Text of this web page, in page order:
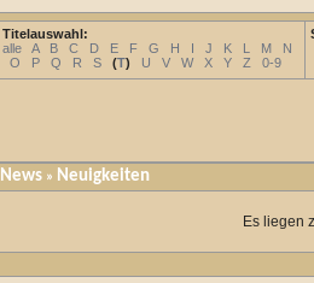
Titelauswahl:
alle
A B C D E F G H I J K L M
N
O
P Q R S (T) U V W X Y Z 0-9
News » Neuigkeiten
Es liegen